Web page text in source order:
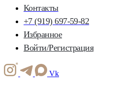
Контакты
+7 (919) 697-59-82
Избранное
Войти/Регистрация
Vk